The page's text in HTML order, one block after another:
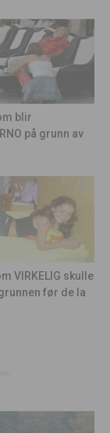
blir
på grunn av
VIRKELIG skulle
før de la